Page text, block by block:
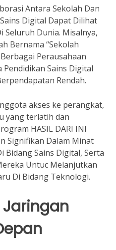
Antara Sekolah Dan
Digital Dapat Dilihat
Seluruh Dunia. Misalnya,
Bernama “Sekolah
Perausahaan
Sains Digital
Rendah.
akses ke perangkat,
yang terlatih dan
HASIL DARI INI
Signifikan Dalam Minat
Bidang Sains Digital, Serta
Untuc Melanjutkan
Di Bidang Teknologi.